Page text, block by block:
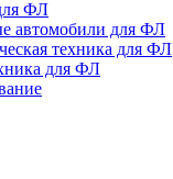
ФЛ
автомобили для ФЛ
техника для ФЛ
для ФЛ